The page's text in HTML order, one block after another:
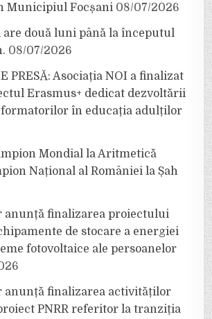
Municipiul Focșani 08/07/2026
are două luni până la începutul
08/07/2026
PRESĂ: Asociația NOI a finalizat
Erasmus+ dedicat dezvoltării
în educația adulților
Mondial la Aritmetică
Național al României la Șah
anunță finalizarea proiectului
de stocare a energiei
fotovoltaice ale persoanelor
anunță finalizarea activităților
PNRR referitor la tranziția